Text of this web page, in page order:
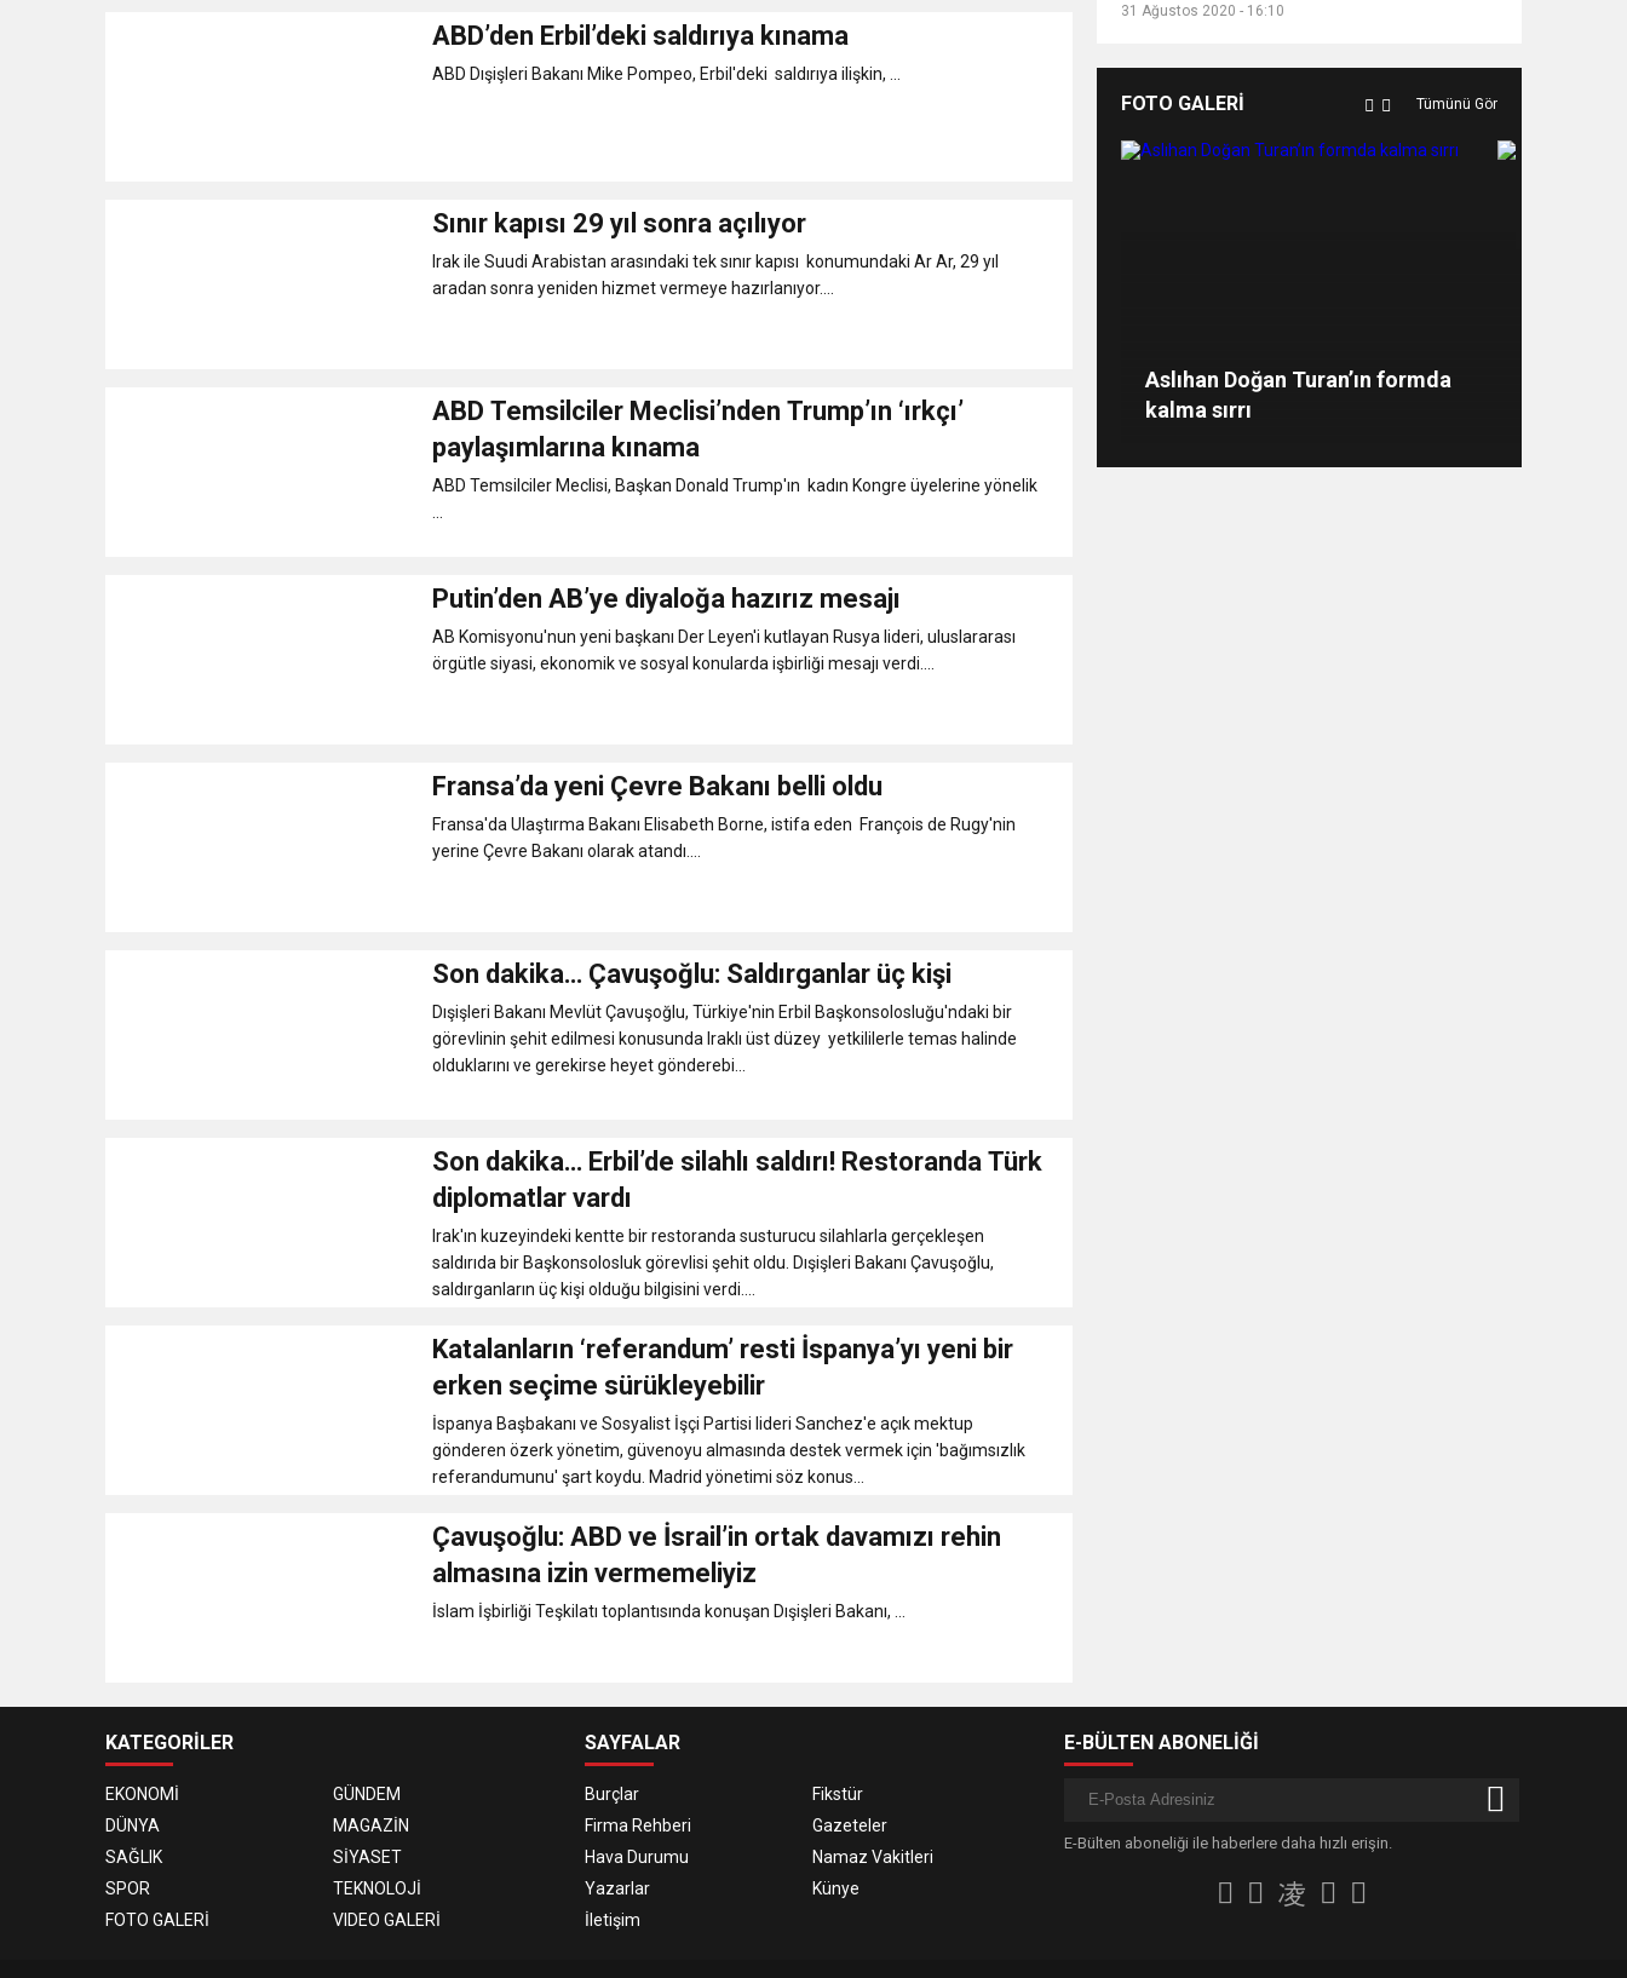
ABD’den Erbil’deki saldırıya kınama
ABD Dışişleri Bakanı Mike Pompeo, Erbil'deki saldırıya ilişkin, ...
Sınır kapısı 29 yıl sonra açılıyor
Irak ile Suudi Arabistan arasındaki tek sınır kapısı konumundaki Ar Ar, 29 yıl
aradan sonra yeniden hizmet vermeye hazırlanıyor....
ABD Temsilciler Meclisi’nden Trump’ın ‘ırkçı’
paylaşımlarına kınama
ABD Temsilciler Meclisi, Başkan Donald Trump'ın kadın Kongre üyelerine yönelik
Putin’den AB’ye diyaloğa hazırız mesajı
AB Komisyonu'nun yeni başkanı Der Leyen'i kutlayan Rusya lideri, uluslararası
örgütle siyasi, ekonomik ve sosyal konularda işbirliği mesajı verdi....
Fransa’da yeni Çevre Bakanı belli oldu
Fransa'da Ulaştırma Bakanı Elisabeth Borne, istifa eden François de Rugy'nin
yerine Çevre Bakanı olarak atandı....
Son dakika… Çavuşoğlu: Saldırganlar üç kişi
Dışişleri Bakanı Mevlüt Çavuşoğlu, Türkiye'nin Erbil Başkonsolosluğu'ndaki bir
görevlinin şehit edilmesi konusunda Iraklı üst düzey yetkililerle temas halinde
olduklarını ve gerekirse heyet gönderebi...
Son dakika… Erbil’de silahlı saldırı! Restoranda Türk
diplomatlar vardı
Irak'ın kuzeyindeki kentte bir restoranda susturucu silahlarla gerçekleşen
saldırıda bir Başkonsolosluk görevlisi şehit oldu. Dışişleri Bakanı Çavuşoğlu,
saldırganların üç kişi olduğu bilgisini verdi....
Katalanların ‘referandum’ resti İspanya’yı yeni bir
erken seçime sürükleyebilir
İspanya Başbakanı ve Sosyalist İşçi Partisi lideri Sanchez'e açık mektup
gönderen özerk yönetim, güvenoyu almasında destek vermek için 'bağımsızlık
referandumunu' şart koydu. Madrid yönetimi söz konus...
Çavuşoğlu: ABD ve İsrail’in ortak davamızı rehin
almasına izin vermemeliyiz
İslam İşbirliği Teşkilatı toplantısında konuşan Dışişleri Bakanı, ...
31 Ağustos 2020 - 16:10
FOTO GALERİ Tümünü Gör
Aslıhan Doğan Turan’ın formda
kalma sırrı
KATEGORİLER
EKONOMİ
GÜNDEM
DÜNYA
MAGAZİN
SAĞLIK
SİYASET
SPOR
TEKNOLOJİ
FOTO GALERİ
VIDEO GALERİ
SAYFALAR
Burçlar
Fikstür
Firma Rehberi
Gazeteler
Hava Durumu
Namaz Vakitleri
Yazarlar
Künye
İletişim
E-BÜLTEN ABONELİĞİ
E-Bülten aboneliği ile haberlere daha hızlı erişin.